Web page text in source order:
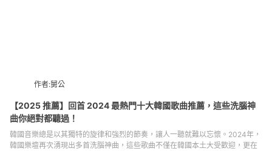
作者:舅公
【2025 推薦】回首 2024 最熱門十大韓國歌曲推薦，這些洗腦神
曲你絕對都聽過！
韓國音樂總是以其獨特的旋律和強烈的節奏，讓人一聽就難以忘懷。2024年，
韓國樂壇再次湧現出多首洗腦神曲，這些歌曲不僅在韓國本土大受歡迎，更在